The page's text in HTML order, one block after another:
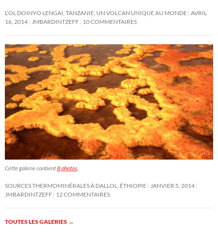
L’OL DOINYO LENGAI, TANZANIE, UN VOLCAN UNIQUE AU MONDE AVRIL
16, 2014 JMBARDINTZEFF 10 COMMENTAIRES
Cette galerie contient8 photos.
SOURCES THERMOMINÉRALES À DALLOL, ÉTHIOPIE JANVIER 5, 2014
JMBARDINTZEFF 12 COMMENTAIRES
TOUTES LES GALERIES →